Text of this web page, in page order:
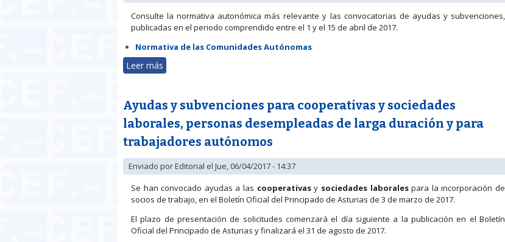
Consulte la normativa autonómica más relevante y las convocatorias de ayudas y subvenciones,
publicadas en el periodo comprendido entre el 1 y el 15 de abril de 2017.
Normativa de las Comunidades Autónomas
Leer más
Ayudas y subvenciones para cooperativas y sociedades
laborales, personas desempleadas de larga duración y para
trabajadores autónomos
Enviado porEditorial el Jue, 06/04/2017 - 14:37
Se han convocado ayudas a las cooperativasy sociedades laboralespara la incorporación de
socios de trabajo, en el Boletín Oficial del Principado de Asturias de 3 de marzo de 2017.
El plazo de presentación de solicitudes comenzará el día siguiente a la publicación en el Boletín
Oficial del Principado de Asturias y finalizará el 31 de agosto de 2017.